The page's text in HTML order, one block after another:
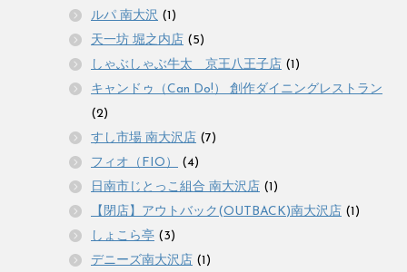
ルパ 南大沢 (1)
天一坊 堀之内店 (5)
しゃぶしゃぶ牛太 京王八王子店 (1)
キャンドゥ（Can Do!） 創作ダイニングレストラン
(2)
すし市場 南大沢店 (7)
フィオ（FIO）
(4)
日南市じとっこ組合 南大沢店 (1)
【閉店】アウトバック(OUTBACK)南大沢店 (1)
しょこら亭 (3)
デニーズ南大沢店 (1)